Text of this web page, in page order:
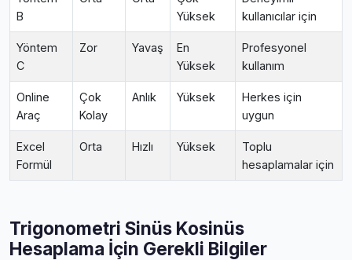
B
Yüksek
kullanıcılar için
Yöntem
C
Zor Yavaş
En
Yüksek
Profesyonel
kullanım
Online
Araç
Çok
Kolay
Anlık Yüksek
Herkes için
uygun
Excel
Formül
Orta Hızlı Yüksek
Toplu
hesaplamalar için
Trigonometri Sinüs Kosinüs
Hesaplama İçin Gerekli Bilgiler